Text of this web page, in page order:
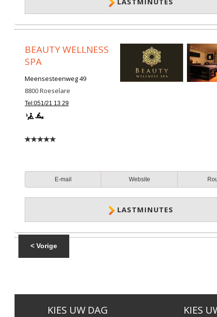
BEAUTY WELLNESS
SPA
Meensesteenweg 49
8800Roeselare
Tel:051/21 13 29
E-mail Website
LASTMINUTES
< Vorige
KIES UW DAG KIES